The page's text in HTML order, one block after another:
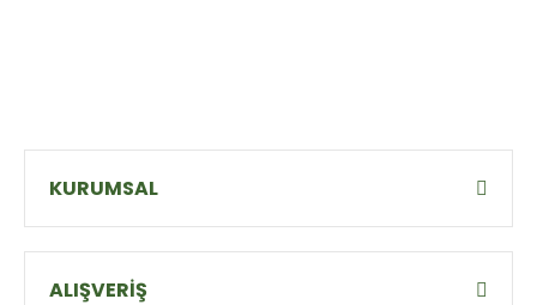
KURUMSAL
ALIŞVERİŞ